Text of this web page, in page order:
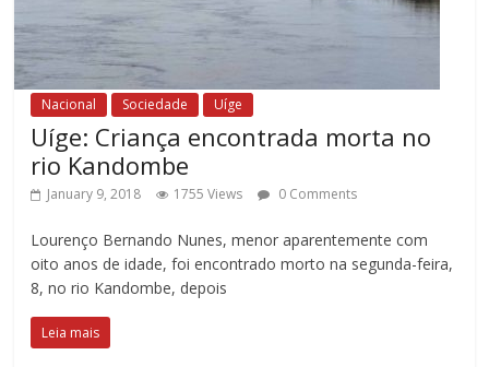
Nacional Sociedade Uíge
Uíge: Criança encontrada morta no
rio Kandombe
January 9, 2018 1755 Views 0 Comments
Lourenço Bernando Nunes, menor aparentemente com
oito anos de idade, foi encontrado morto na segunda-feira,
8, no rio Kandombe, depois
Leia mais